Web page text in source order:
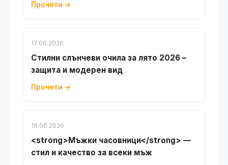
Прочети →
17.06.2026
Стилни слънчеви очила за лято 2026 –
защита и модерен вид
Прочети →
16.06.2026
<strong>Мъжки часовници</strong> —
стил и качество за всеки мъж